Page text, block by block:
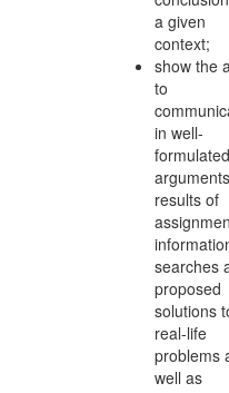
a given
context;
show the
to
in well-
formulated
results of
searches
proposed
solutions
real-life
problems
well as